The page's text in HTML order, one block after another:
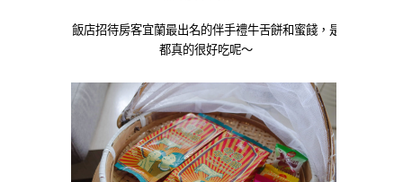
飯店招待房客宜蘭最出名的伴手禮牛舌餅和蜜餞，是
都真的很好吃呢～